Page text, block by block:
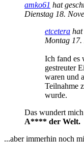
amko61 hat
Dienstag 18.
etcetera hat
Montag
Ich fand es
gestreuter
waren und
Teilnahme
wurde.
Das wundert
A**** der Welt.
...aber immerhin noch